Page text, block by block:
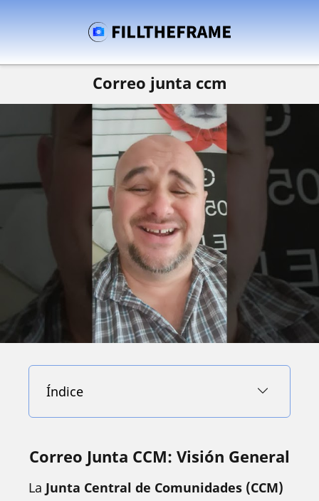
Correo junta ccm
Índice
Correo Junta CCM: Visión General
La Junta Central de Comunidades (CCM)